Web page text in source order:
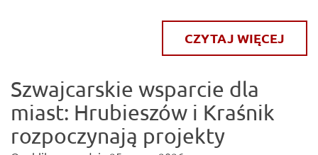
CZYTAJ WIĘCEJ
Szwajcarskie wsparcie dla
miast: Hrubieszów i Kraśnik
rozpoczynają projekty